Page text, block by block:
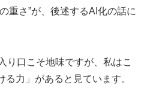
重さ”が、後述するAI化の話に
り口こそ地味ですが、私はこ
力」があると見ています。